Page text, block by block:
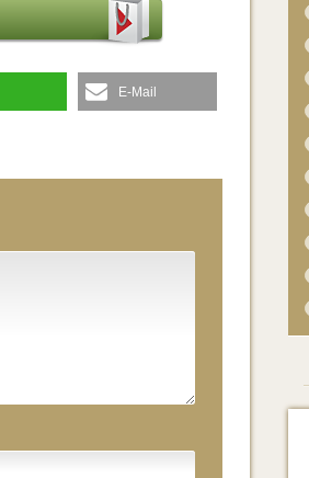
E-Mail